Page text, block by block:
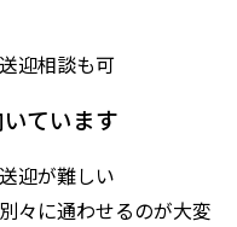
迎相談も可
ています
迎が難しい
々に通わせるのが大変